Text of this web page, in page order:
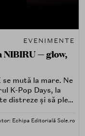
EVENIMENTE
NIBIRU — glow,
se mută la mare. Ne
K-Pop Days, la
distreze și să pleci
Echipa Editorială Sole.ro